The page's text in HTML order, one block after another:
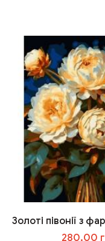
Золоті півонії з
280.00